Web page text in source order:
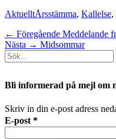
Kategorier
AktuelltTaggar
Årsstämma, Kallelse,
Inläggsnavigering
← Föregående Föregående
inlägg:
Meddelande
Nästa → Nästa
Midsommar
Sök
efter:
Bli informerad på mejl om
Skriv in din e-post adress
E-post *